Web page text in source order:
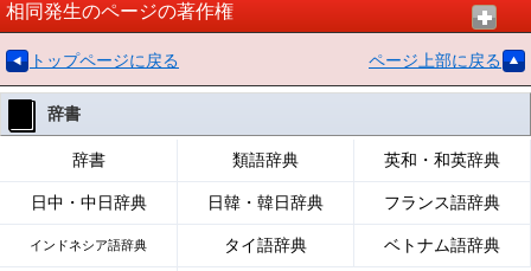
相同発生のページの著作権
トップページに戻る ページ上部に戻る
辞書
辞書 類語辞典 英和・和英辞典
日中・中日辞典 日韓・韓日辞典 フランス語辞典
インドネシア語辞典 タイ語辞典 ベトナム語辞典